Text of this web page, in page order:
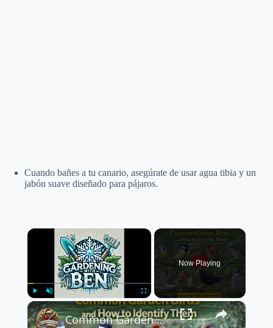
Cuando bañes a tu canario, asegúrate de usar agua tibia y un
jabón suave diseñado para pájaros.
×
Play Unmute Fullscreen
Now Playing
×
Common Garden Birds and How to Identify Them